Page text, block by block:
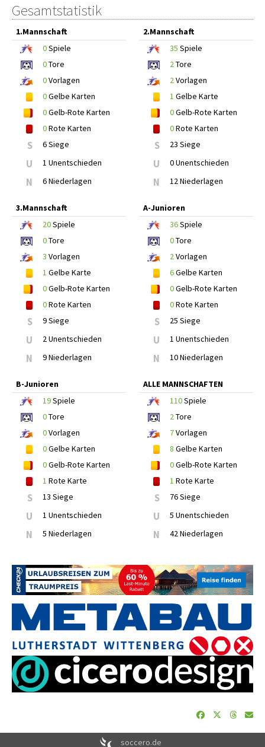
Gesamtstatistik
1.Mannschaft
0Spiele
0Tore
0Vorlagen
0Gelbe Karten
0Gelb-Rote Karten
0Rote Karten
S 6 Siege
U 1 Unentschieden
N 6 Niederlagen
2.Mannschaft
35 Spiele
2Tore
2Vorlagen
1 Gelbe Karte
0Gelb-Rote Karten
0Rote Karten
S 23 Siege
U 0 Unentschieden
N 12 Niederlagen
3.Mannschaft
20Spiele
0Tore
3 Vorlagen
1 Gelbe Karte
0Gelb-Rote Karten
0Rote Karten
S 9 Siege
U 2 Unentschieden
N 9 Niederlagen
A-Junioren
36Spiele
0Tore
2Vorlagen
6Gelbe Karten
0Gelb-Rote Karten
0Rote Karten
S 25 Siege
U 1 Unentschieden
N 10 Niederlagen
B-Junioren
19Spiele
0Tore
0Vorlagen
0Gelbe Karten
0Gelb-Rote Karten
1 Rote Karte
S 13 Siege
U 1 Unentschieden
N 5 Niederlagen
ALLE MANNSCHAFTEN
110Spiele
2Tore
7Vorlagen
8 Gelbe Karten
0Gelb-Rote Karten
1 Rote Karte
S 76 Siege
U 5 Unentschieden
N 42 Niederlagen
soccero.de